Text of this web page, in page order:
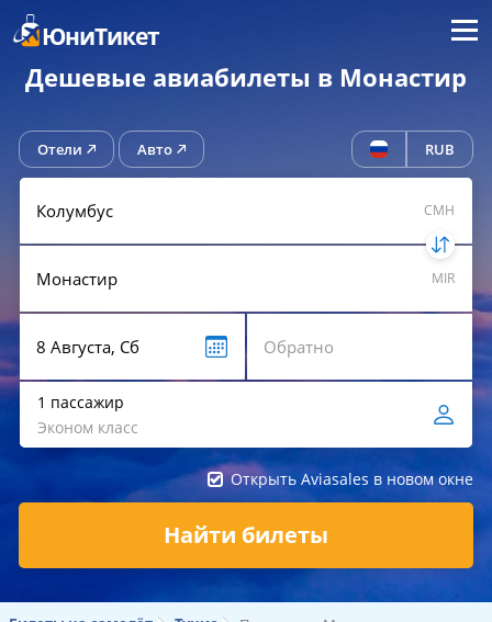
ЮниТикет Меню
Дешевые авиабилеты в Монастир
Отели Авто RUB
CMH
MIR
1 пассажир
Эконом класс
Открыть Aviasales в новом окне
Найти билеты